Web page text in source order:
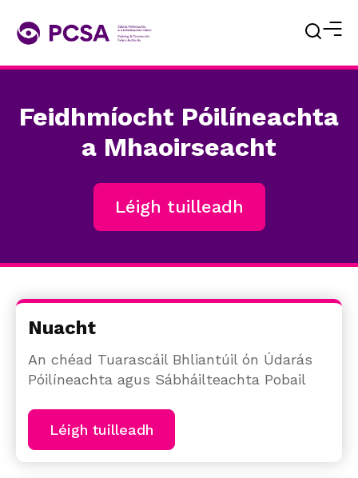
Feidhmíocht Póilíneachta
a Mhaoirseacht
Léigh tuilleadh
Nuacht
An chéad Tuarascáil Bhliantúil ón Údarás
Póilíneachta agus Sábháilteachta Pobail
Léigh tuilleadh